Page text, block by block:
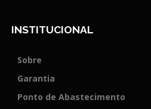
INSTITUCIONAL
Sobre
Garantia
Ponto de Abastecimento